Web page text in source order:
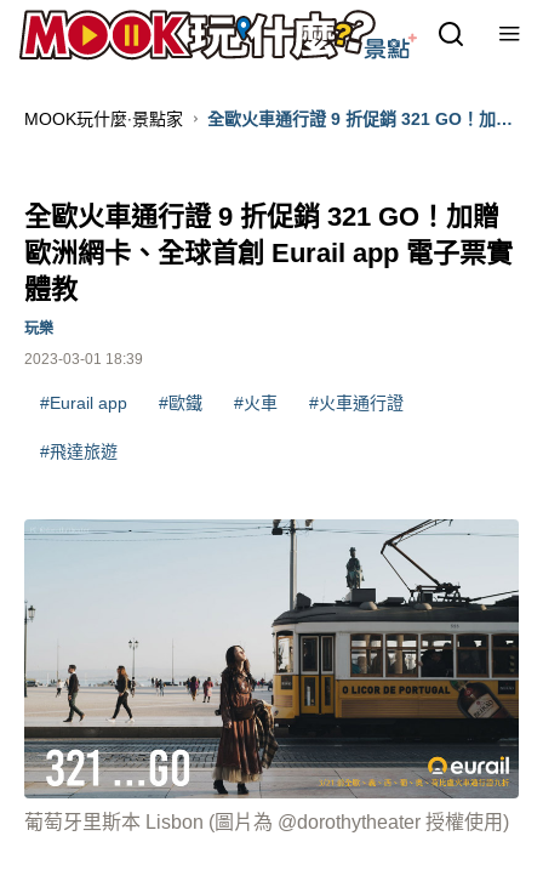
MOOK玩什麼‧景點家
全歐火車通行證 9 折促銷 321 GO！加贈
全歐火車通行證 9 折促銷 321 GO！加贈
歐洲網卡、全球首創 Eurail app 電子票實
體教
2023-03-01 18:39
玩樂
#Eurail app #歐鐵 #火車 #火車通行證
#飛達旅遊
葡萄牙里斯本 Lisbon (圖片為 @dorothytheater 授權使用)